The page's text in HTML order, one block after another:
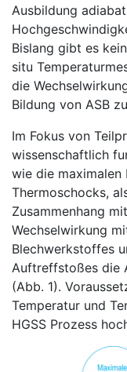
Ausbildung
Bislang gibt es
situ
die
Bildung von ASB
Im Fokus von
wissenschaftlich
wie die maximalen
Thermoschocks,
Zusammenhang
Wechselwirkung
Blechwerkstoffes
Auftreffstoßes die
(Abb. 1).
Temperatur und
HGSS Prozess